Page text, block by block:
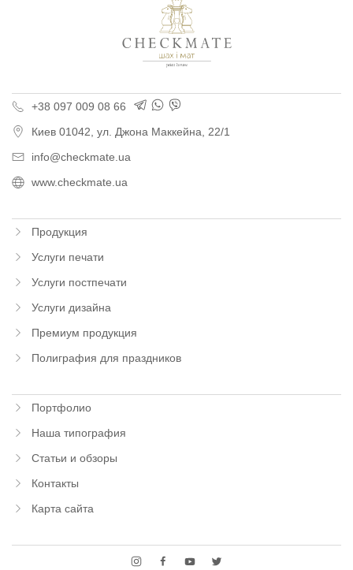
+38 097 009 08 66
Киев 01042, ул. Джона Маккейна, 22/1
info@checkmate.ua
www.checkmate.ua
Продукция
Услуги печати
Услуги постпечати
Услуги дизайна
Премиум продукция
Полиграфия для праздников
Портфолио
Наша типография
Статьи и обзоры
Контакты
Карта сайта